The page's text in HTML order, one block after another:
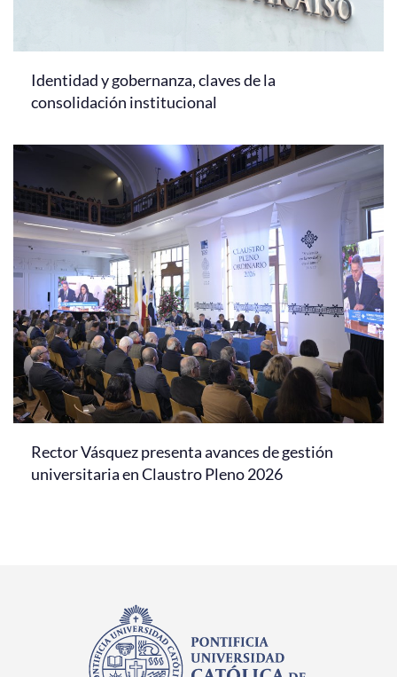
Identidad y gobernanza, claves de la
consolidación institucional
Rector Vásquez presenta avances de gestión
universitaria en Claustro Pleno 2026